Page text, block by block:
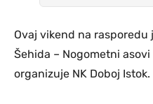
Ovaj vikend na rasporedu
Šehida – Nogometni
organizuje NK Doboj Istok.